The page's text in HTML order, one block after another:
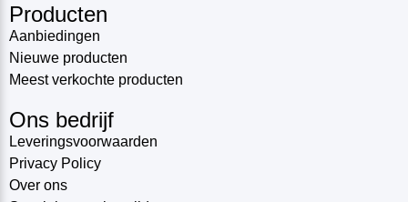
Producten
Aanbiedingen
Nieuwe producten
Meest verkochte producten
Ons bedrijf
Leveringsvoorwaarden
Privacy Policy
Over ons